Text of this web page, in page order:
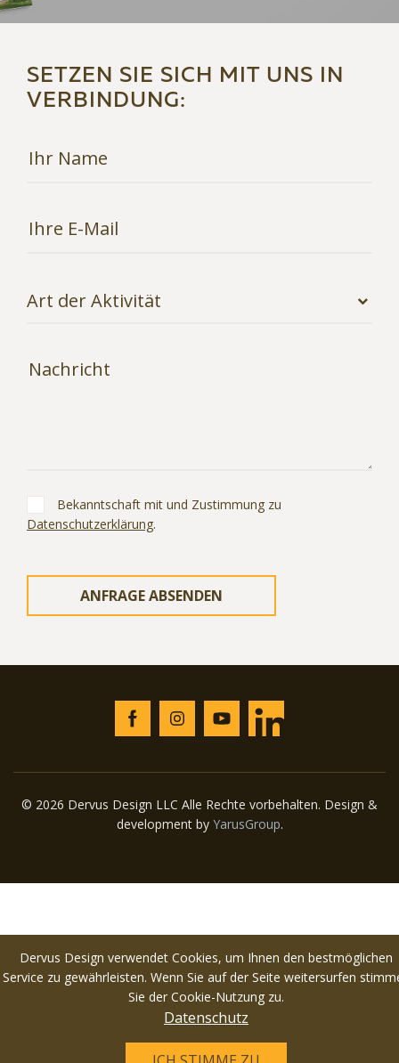
SETZEN SIE SICH MIT UNS IN
VERBINDUNG:
Bekanntschaft mit und Zustimmung zu
Datenschutzerklärung.
© 2026 Dervus Design LLC Alle Rechte vorbehalten. Design &
development by YarusGroup.
Dervus Design verwendet Cookies, um Ihnen den bestmöglichen
Service zu gewährleisten. Wenn Sie auf der Seite weitersurfen
Sie der Cookie-Nutzung zu.
Datenschutz